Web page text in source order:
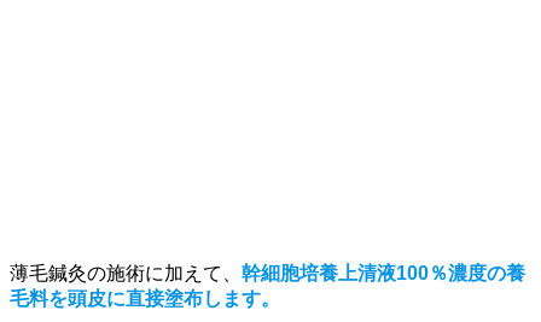
薄毛鍼灸の施術に加えて、 幹細胞培養上清液100％濃度の養
毛料を頭皮に直接塗布します。